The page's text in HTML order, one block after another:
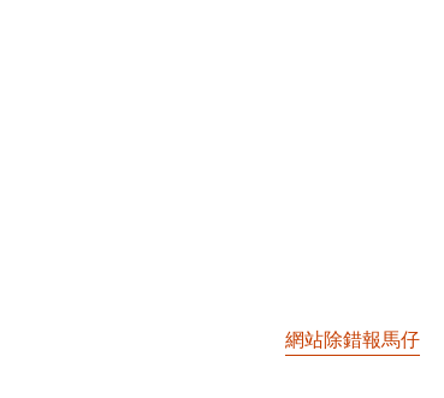
網站除錯報馬仔